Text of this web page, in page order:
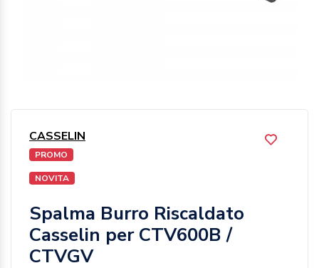
CASSELIN
PROMO
NOVITA
Spalma Burro Riscaldato
Casselin per CTV600B /
CTVGV